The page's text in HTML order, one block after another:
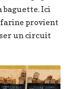
baguette. Ici
provient
un circuit